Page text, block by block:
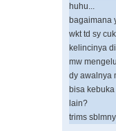
huhu...
bagaimana
wkt td sy
kelincinya
mw
dy awalnya
bisa
lain?
trims